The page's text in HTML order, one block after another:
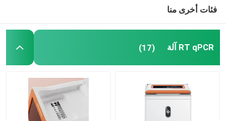
HPV PCR Kit
طقم اختبار STD STI
فئات أخرى منا
RT qPCR آلة (17)